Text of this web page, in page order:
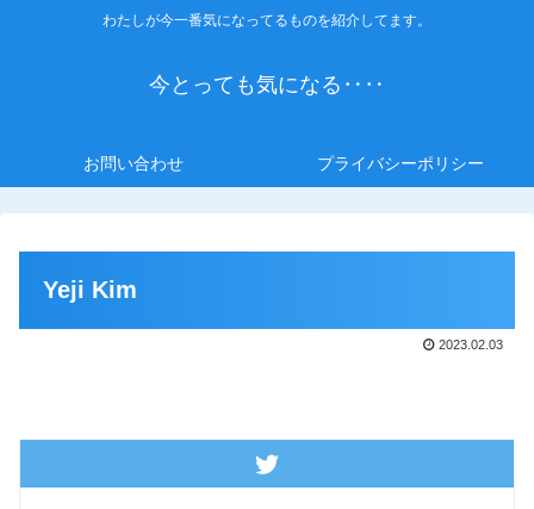
わたしが今一番気になってるものを紹介してます。
今とっても気になる‥‥
お問い合わせ プライバシーポリシー
Yeji Kim
2023.02.03